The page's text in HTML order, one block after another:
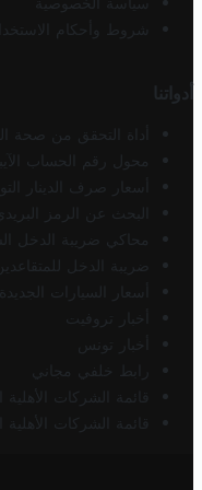
شروط وأحكام
أدواتنا
أداة التحقق من صحة
محول رقم الحساب
أسعار صرف الدينار
البحث عن الرمز
محاكي ضريبة الدخل
ضريبة الدخل
أسعار السيارات
أخبار تروفيت
أخبار تونس
رابط خلفي مجاني
قائمة الشركات الأهلية
قائمة الشركات الأهلية